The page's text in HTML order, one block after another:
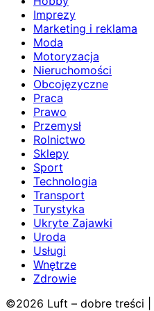
Imprezy
Marketing i reklama
Moda
Motoryzacja
Nieruchomości
Obcojęzyczne
Praca
Prawo
Przemysł
Rolnictwo
Sklepy
Sport
Technologia
Transport
Turystyka
Ukryte Zajawki
Uroda
Usługi
Wnętrze
Zdrowie
©2026 Luft – dobre treści